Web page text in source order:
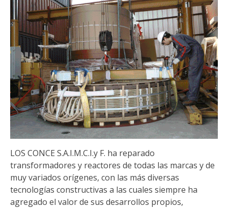
LOS CONCE S.A.I.M.C.I.y F. ha reparado
transformadores y reactores de todas las marcas y de
muy variados orígenes, con las más diversas
tecnologías constructivas a las cuales siempre ha
agregado el valor de sus desarrollos propios,